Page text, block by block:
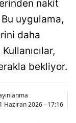
nakit
uygulama,
daha
bekliyor.
Haziran 2026 - 17:16